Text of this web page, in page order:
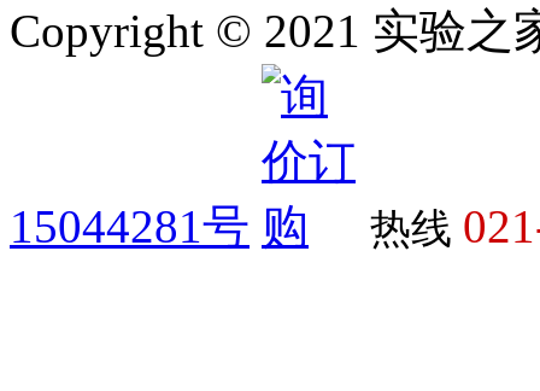
Copyright © 2021 实验之
15044281号 热线